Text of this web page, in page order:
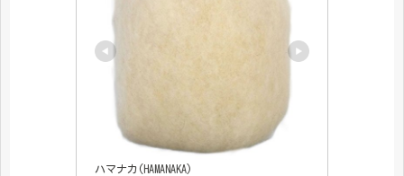
ハマナカ(HAMANAKA)